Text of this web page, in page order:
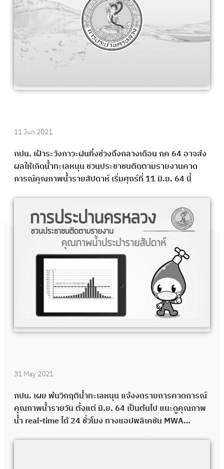
11 Jun 2021
กปน. เฝ้าระวังภาวะฝนทิ้งช่วงถึงกลางเดือน กค 64 อาจส่ง
ผลให้เกิดน้ำทะเลหนุน ชวนประชาชนติดตามรายงานคาด
การณ์คุณภาพน้ำรายสัปดาห์ เริ่มศุกร์ที่ 11 มิ.ย. 64 นี้
31 May 2021
กปน. เผย พ้นวิกฤติน้ำทะเลหนุน แจ้งงดรายการคาดการณ์
คุณภาพน้ำรายวัน ตั้งแต่ มิ.ย. 64 เป็นต้นไป แนะดูคุณภาพ
น้ำ real-time ได้ 24 ชั่วโมง ทางแอปพลิเคชัน MWA